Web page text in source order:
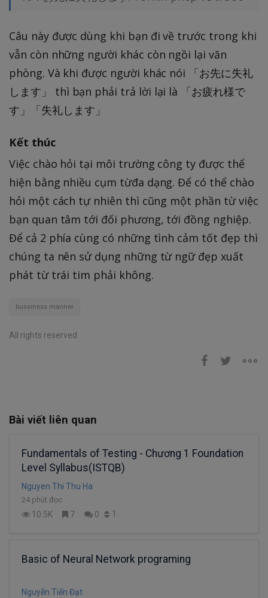
Câu này được dùng khi bạn đi về trước trong khi
vẫn còn những người khác còn ngồi lại văn
phòng. Và khi được người khác nói 「お先に失礼
します」 thì bạn phải trả lời lại là 「お疲れ様で
す」「失礼します」
Kết thúc
Việc chào hỏi tại môi trường công ty được thể
hiện bằng nhiều cụm từđa dạng. Để có thể chào
hỏi một cách tự nhiên thì cũng một phần từ việc
bạn quan tâm tới đối phương, tới đồng nghiệp.
Để cả 2 phía cùng có những tình cảm tốt đẹp thì
chúng ta nên sử dụng những từ ngữ đẹp xuất
phát từ trái tim phải không.
bussiness manner
All rights reserved
Bài viết liên quan
Fundamentals of Testing - Chương 1 Foundation
Level Syllabus(ISTQB)
Nguyen Thi Thu Ha
24 phút đọc
10.5K 7 0 1
Basic of Neural Network programing
Nguyễn Tiến Đạt